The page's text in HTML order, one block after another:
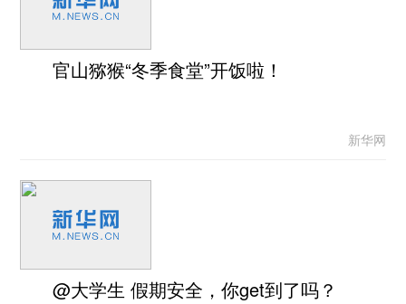
官山猕猴“冬季食堂”开饭啦！
新华网
@大学生 假期安全，你get到了吗？